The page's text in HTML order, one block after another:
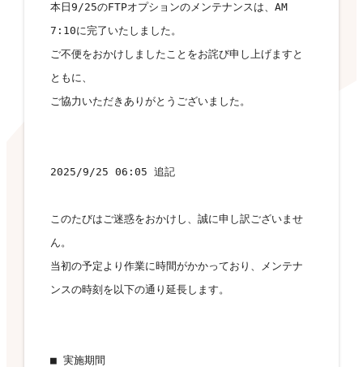
本日9/25のFTPオプションのメンテナンスは、AM
7:10に完了いたしました。
ご不便をおかけしましたことをお詫び申し上げますと
ともに、
ご協力いただきありがとうございました。
2025/9/25 06:05 追記
このたびはご迷惑をおかけし、誠に申し訳ございませ
ん。
当初の予定より作業に時間がかかっており、メンテナ
ンスの時刻を以下の通り延長します。
■ 実施期間